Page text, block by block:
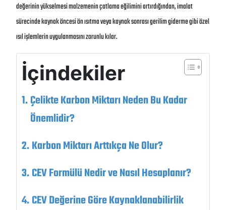
değerinin yükselmesi malzemenin çatlama eğilimini artırdığından, imalat
sürecinde kaynak öncesi ön ısıtma veya kaynak sonrası gerilim giderme gibi özel
ısıl işlemlerin uygulanmasını zorunlu kılar.
İçindekiler
Çelikte Karbon Miktarı Neden Bu Kadar
Önemlidir?
Karbon Miktarı Arttıkça Ne Olur?
CEV Formülü Nedir ve Nasıl Hesaplanır?
CEV Değerine Göre Kaynaklanabilirlik